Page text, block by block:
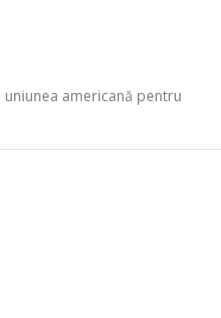
uniunea americană pentru